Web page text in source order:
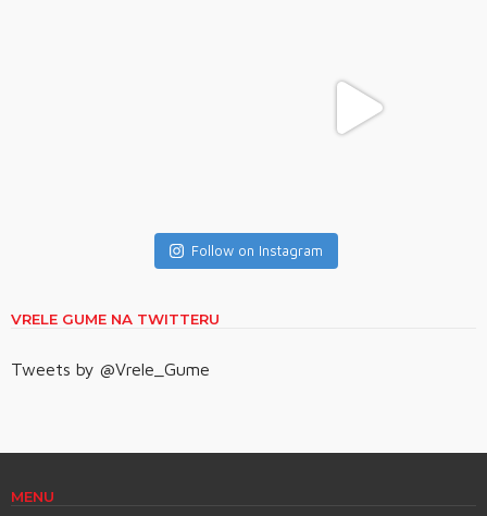
Follow on Instagram
VRELE GUME NA TWITTERU
Tweets by @Vrele_Gume
MENU